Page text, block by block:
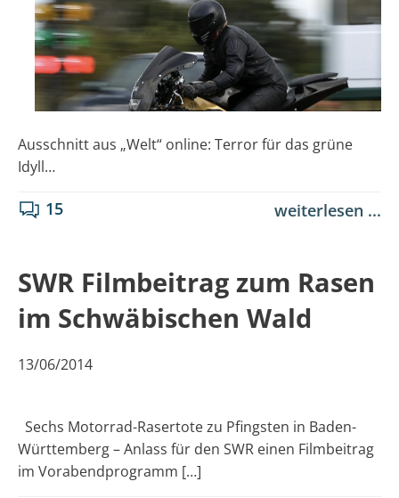
Ausschnitt aus „Welt“ online: Terror für das grüne
Idyll…
15 weiterlesen ...
SWR Filmbeitrag zum Rasen
im Schwäbischen Wald
13/06/2014
Sechs Motorrad-Rasertote zu Pfingsten in Baden-
Württemberg – Anlass für den SWR einen Filmbeitrag
im Vorabendprogramm […]